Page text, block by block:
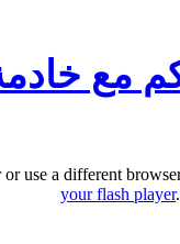
مع
or use a different
your flash player.